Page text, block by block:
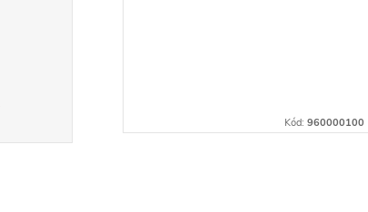
Kód:960000100